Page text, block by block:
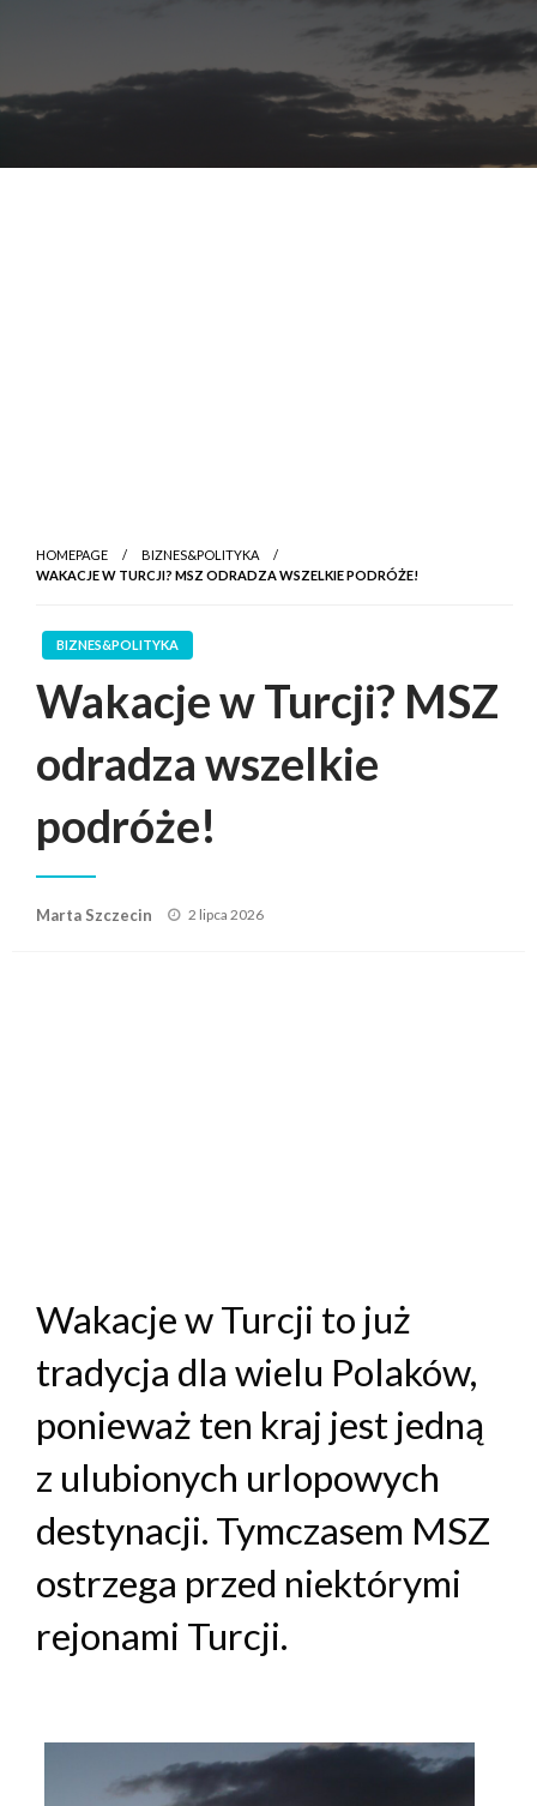
HOMEPAGE
BIZNES&POLITYKA
WAKACJE W TURCJI? MSZ ODRADZA WSZELKIE PODRÓŻE!
BIZNES&POLITYKA
Wakacje w Turcji? MSZ
odradza wszelkie
podróże!
Marta Szczecin
Posted
2 lipca 2026
Wakacje w Turcji to już
tradycja dla wielu Polaków,
ponieważ ten kraj jest jedną
z ulubionych urlopowych
destynacji. Tymczasem MSZ
ostrzega przed niektórymi
rejonami Turcji.